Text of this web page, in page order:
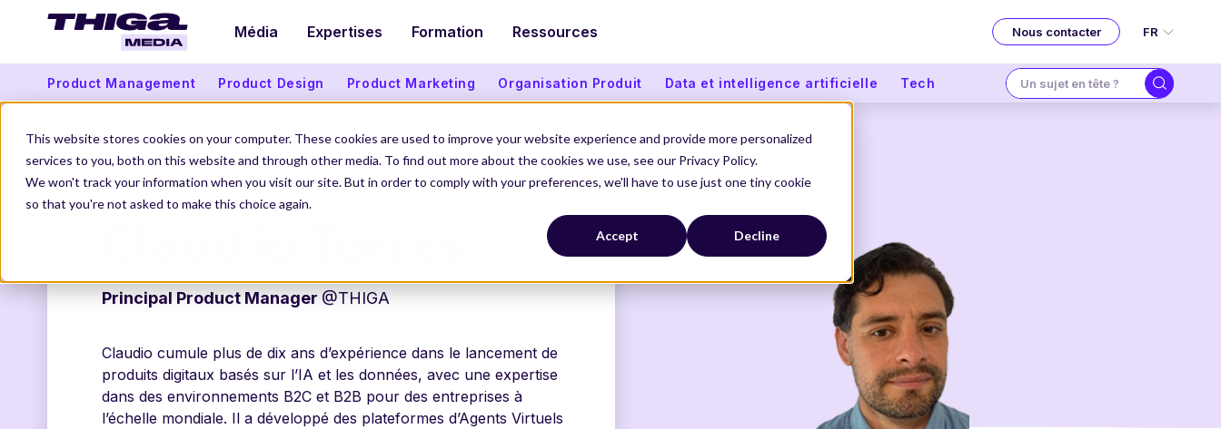
This website stores cookies on your computer. These cookies are used to improve your website experience and provide more personalized
services to you, both on this website and through other media. To find out more about the cookies we use, see our Privacy Policy.
We won't track your information when you visit our site. But in order to comply with your preferences, we'll have to use just one tiny cookie
so that you're not asked to make this choice again.
Accept Decline
Média Expertises Formation Ressources Nous contacter FR
Product Management Product Design Product Marketing Organisation Produit Data et intelligence artificielle Tech
THIGA MEDIA NOS AUTEURS CLAUDIO TORRES
Principal Product Manager @THIGA
Claudio cumule plus de dix ans d’expérience dans le lancement de
produits digitaux basés sur l’IA et les données, avec une expertise
dans des environnements B2C et B2B pour des entreprises à
l’échelle mondiale. Il a développé des plateformes d’Agents Virtuels